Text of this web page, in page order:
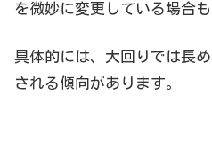
を微妙に変更している場合も
具体的には、大回りでは長
される傾向があります。